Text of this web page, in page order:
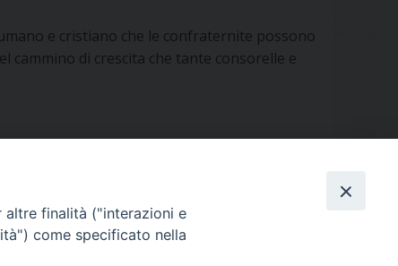
e cristiano che le confraternite possono
cammino di crescita che tante consorelle e
finalità ("interazioni e
come specificato nella